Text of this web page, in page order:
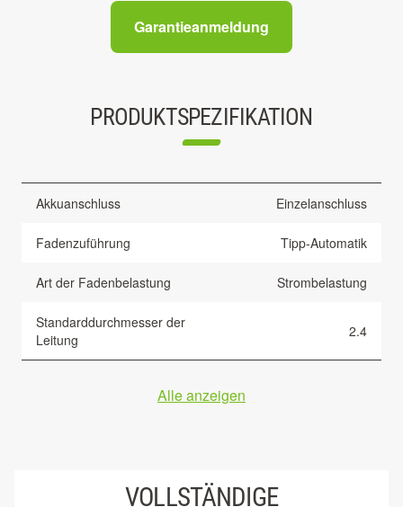
Garantieanmeldung
PRODUKTSPEZIFIKATION
Akkuanschluss Einzelanschluss
Fadenzuführung Tipp-Automatik
Art der Fadenbelastung Strombelastung
Standarddurchmesser der
Leitung
2.4
Alle anzeigen
VOLLSTÄNDIGE